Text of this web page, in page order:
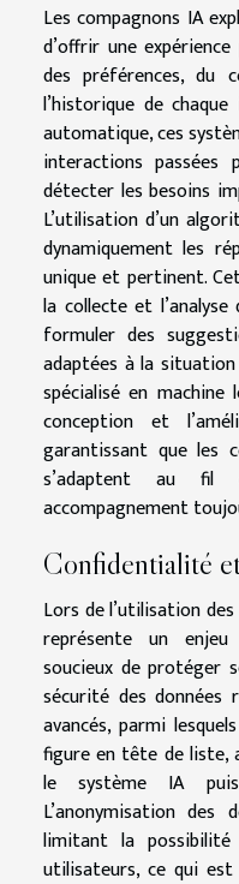
Les compagnons IA
d’offrir une
des préférences, du
l’historique de
automatique, ces
interactions passées
détecter les besoins
L’utilisation d’un
dynamiquement les
unique et pertinent.
la collecte et
formuler des
adaptées à la
spécialisé en
conception et
garantissant que les
s’adaptent au
accompagnement
Confidentialité
Lors de l’utilisation
représente un
soucieux de protéger
sécurité des données
avancés, parmi
figure en tête de liste,
le système IA
L’anonymisation
limitant la possibilité
utilisateurs, ce qui